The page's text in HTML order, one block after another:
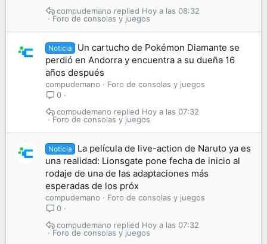
Foro de consolas y juegos
Hoy a las 08:32
compudemano
Noticia
Un cartucho de Pokémon Diamante se
perdió en Andorra y encuentra a su dueña 16
años después
compudemano
Foro de consolas y juegos
0
Foro de consolas y juegos
Hoy a las 07:32
compudemano
Noticia
La película de live-action de Naruto ya es
una realidad: Lionsgate pone fecha de inicio al
rodaje de una de las adaptaciones más
esperadas de los próx
compudemano
Foro de consolas y juegos
0
Foro de consolas y juegos
Hoy a las 07:32
compudemano